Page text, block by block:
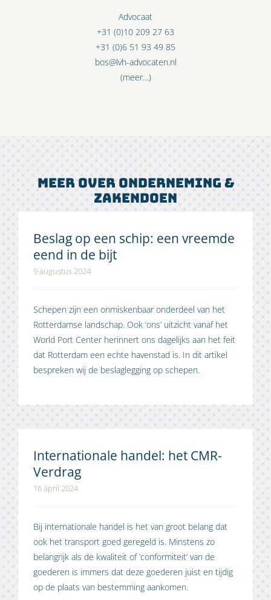
Advocaat
+31 (0)10 209 27 63
+31 (0)6 51 93 49 85
bos@lvh-advocaten.nl
(meer…)
Meer over onderneming &
zakendoen
Beslag op een schip: een vreemde
eend in de bijt
9 augustus 2024
Schepen zijn een onmiskenbaar onderdeel van het
Rotterdamse landschap. Ook ‘ons’ uitzicht vanaf het
World Port Center herinnert ons dagelijks aan het feit
dat Rotterdam een echte havenstad is. In dit artikel
bespreken wij de beslaglegging op schepen.
Internationale handel: het CMR-
Verdrag
16 april 2024
Bij internationale handel is het van groot belang dat
ook het transport goed geregeld is. Minstens zo
belangrijk als de kwaliteit of ‘conformiteit’ van de
goederen is immers dat deze goederen juist en tijdig
op de plaats van bestemming aankomen.